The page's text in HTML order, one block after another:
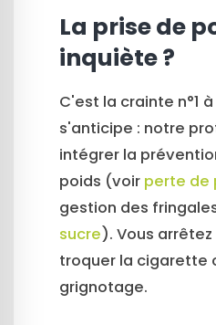
La prise de
inquiète ?
C'est la crainte n°1
s'anticipe : notre
intégrer la
poids (voir perte de
gestion des
sucre). Vous
troquer la cigarette
grignotage.